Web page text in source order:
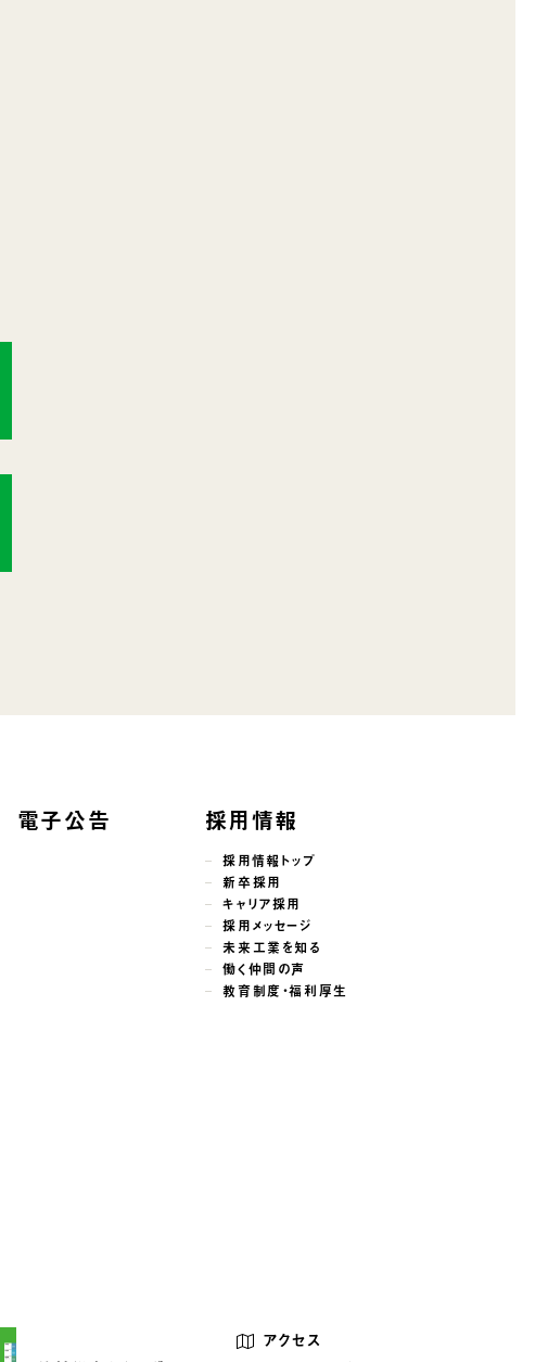
電子公告 採用情報
採用情報トップ
新卒採用
キャリア採用
採用メッセージ
未来工業を知る
働く仲間の声
教育制度・福利厚生
アクセス